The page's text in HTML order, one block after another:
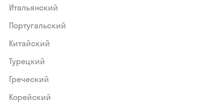
Итальянский
Португальский
Китайский
Турецкий
Греческий
Корейский